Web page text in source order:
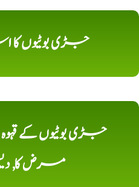
جڑی بوٹیوں کا
جڑی بوٹیوں کے
مرض کا,